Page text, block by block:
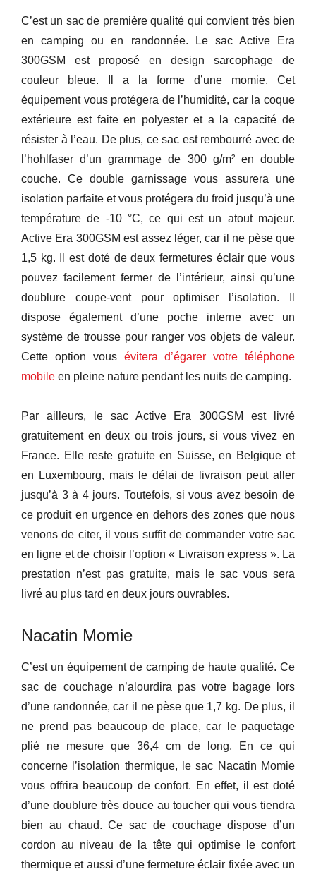
C’est un sac de première qualité qui convient très bien
en camping ou en randonnée. Le sac Active Era
300GSM est proposé en design sarcophage de
couleur bleue. Il a la forme d’une momie. Cet
équipement vous protégera de l’humidité, car la coque
extérieure est faite en polyester et a la capacité de
résister à l’eau. De plus, ce sac est rembourré avec de
l’hohlfaser d’un grammage de 300 g/m² en double
couche. Ce double garnissage vous assurera une
isolation parfaite et vous protégera du froid jusqu’à une
température de -10 °C, ce qui est un atout majeur.
Active Era 300GSM est assez léger, car il ne pèse que
1,5 kg. Il est doté de deux fermetures éclair que vous
pouvez facilement fermer de l’intérieur, ainsi qu’une
doublure coupe-vent pour optimiser l’isolation. Il
dispose également d’une poche interne avec un
système de trousse pour ranger vos objets de valeur.
Cette option vous évitera d’égarer votre téléphone
mobile en pleine nature pendant les nuits de camping.
Par ailleurs, le sac Active Era 300GSM est livré
gratuitement en deux ou trois jours, si vous vivez en
France. Elle reste gratuite en Suisse, en Belgique et
en Luxembourg, mais le délai de livraison peut aller
jusqu’à 3 à 4 jours. Toutefois, si vous avez besoin de
ce produit en urgence en dehors des zones que nous
venons de citer, il vous suffit de commander votre sac
en ligne et de choisir l’option « Livraison express ». La
prestation n’est pas gratuite, mais le sac vous sera
livré au plus tard en deux jours ouvrables.
Nacatin Momie
C’est un équipement de camping de haute qualité. Ce
sac de couchage n’alourdira pas votre bagage lors
d’une randonnée, car il ne pèse que 1,7 kg. De plus, il
ne prend pas beaucoup de place, car le paquetage
plié ne mesure que 36,4 cm de long. En ce qui
concerne l’isolation thermique, le sac Nacatin Momie
vous offrira beaucoup de confort. En effet, il est doté
d’une doublure très douce au toucher qui vous tiendra
bien au chaud. Ce sac de couchage dispose d’un
cordon au niveau de la tête qui optimise le confort
thermique et aussi d’une fermeture éclair fixée avec un